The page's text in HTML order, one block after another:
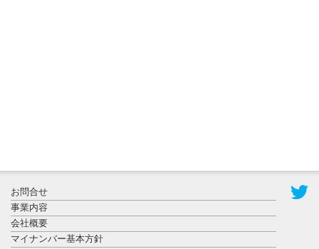
登録有形文
化財となっ
お問合せ
事業内容
会社概要
マイナンバー基本方針